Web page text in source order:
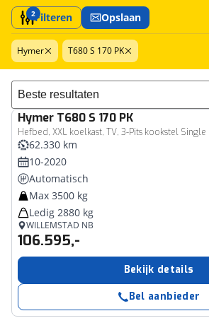
2Filteren Opslaan
Hymer T680 S 170 PK
Sorteer resultaten
Hymer T680 S 170 PK
Hefbed, XXL koelkast, TV, 3-Pits kookstel Single
62.330 km
10-2020
Automatisch
Max 3500 kg
Ledig 2880 kg
WILLEMSTAD NB
106.595,-
Bekijk details
Bel aanbieder